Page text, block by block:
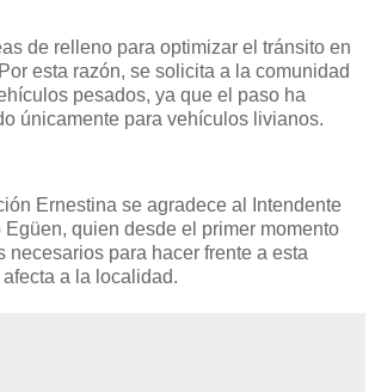
de relleno para optimizar el tránsito en
esta razón, se solicita a la comunidad
pesados, ya que el paso ha
únicamente para vehículos livianos.
Ernestina se agradece al Intendente
quien desde el primer momento
necesarios para hacer frente a esta
a la localidad.